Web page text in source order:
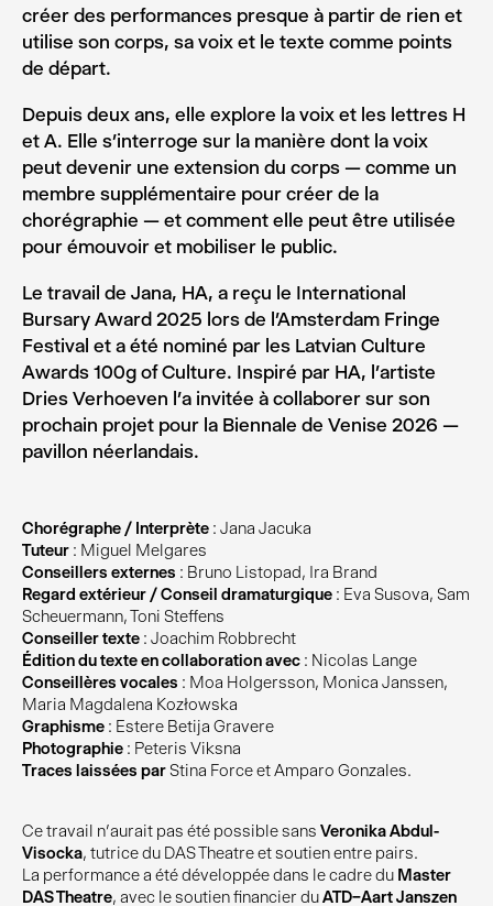
Chorégraphe / Interprète : Jana Jacuka
Tuteur : Miguel Melgares
Conseillers externes : Bruno Listopad, Ira Brand
Regard extérieur / Conseil dramaturgique : Eva Susova, Sam
Scheuermann, Toni Steffens
Conseiller texte : Joachim Robbrecht
Édition du texte en collaboration avec : Nicolas Lange
Conseillères vocales : Moa Holgersson, Monica Janssen,
Maria Magdalena Kozłowska
Graphisme : Estere Betija Gravere
Photographie : Peteris Viksna
Traces laissées parStina Force et Amparo Gonzales.
Ce travail n’aurait pas été possible sans Veronika Abdul-
Visocka, tutrice du DAS Theatre et soutien entre pairs.
La performance a été développée dans le cadre du Master
DAS Theatre, avec le soutien financier duATD–Aart Janszen
créer des performances presque à partir de rien et
utilise son corps, sa voix et le texte comme points
de départ.
Depuis deux ans, elle explore la voix et les lettres H
et A. Elle s’interroge sur la manière dont la voix
peut devenir une extension du corps — comme un
membre supplémentaire pour créer de la
chorégraphie — et comment elle peut être utilisée
pour émouvoir et mobiliser le public.
Le travail de Jana, HA, a reçu le International
Bursary Award 2025 lors de l’Amsterdam Fringe
Festival et a été nominé par les Latvian Culture
Awards 100g of Culture. Inspiré par HA, l’artiste
Dries Verhoeven l’a invitée à collaborer sur son
prochain projet pour la Biennale de Venise 2026 —
pavillon néerlandais.